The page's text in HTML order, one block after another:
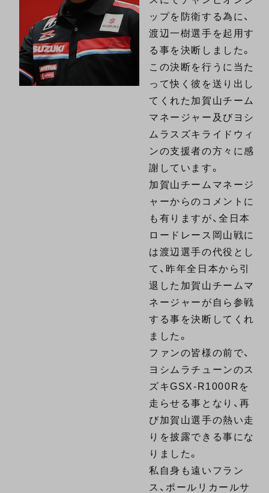
ップを防衛する為に、
渡辺一樹選手を起用す
る事を決断しました。
この決断を行うに当た
って快く彼を送り出し
てくれた加賀山チーム
マネージャー及びヨシ
ムラスズキライドウィ
ンの支援者の方々に感
謝しています。
加賀山チームマネージ
ャーからのコメントに
も有りますが、全日本
ロードレース岡山戦に
は渡辺選手の代役とし
て、昨年全日本から引
退した加賀山チームマ
ネージャーが自ら参戦
する事を決断してくれ
ました。
ファンの皆様の前で、
ヨシムラチューンのス
ズキGSX-R1000Rを
走らせる事となり、再
び加賀山選手の熱い走
りを披露できる事にな
りました。
私自身も遠いフラン
ス、ポールリカールサ